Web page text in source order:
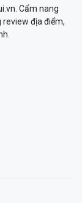
Cẩm nang
địa điểm,